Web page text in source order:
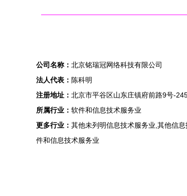
公司名称： 北京铭瑞冠网络科技有限公司
法人代表： 陈科明
注册地址： 北京市平谷区山东庄镇府前路9号-
所属行业： 软件和信息技术服务业
更多行业： 其他未列明信息技术服务业,其他信
件和信息技术服务业